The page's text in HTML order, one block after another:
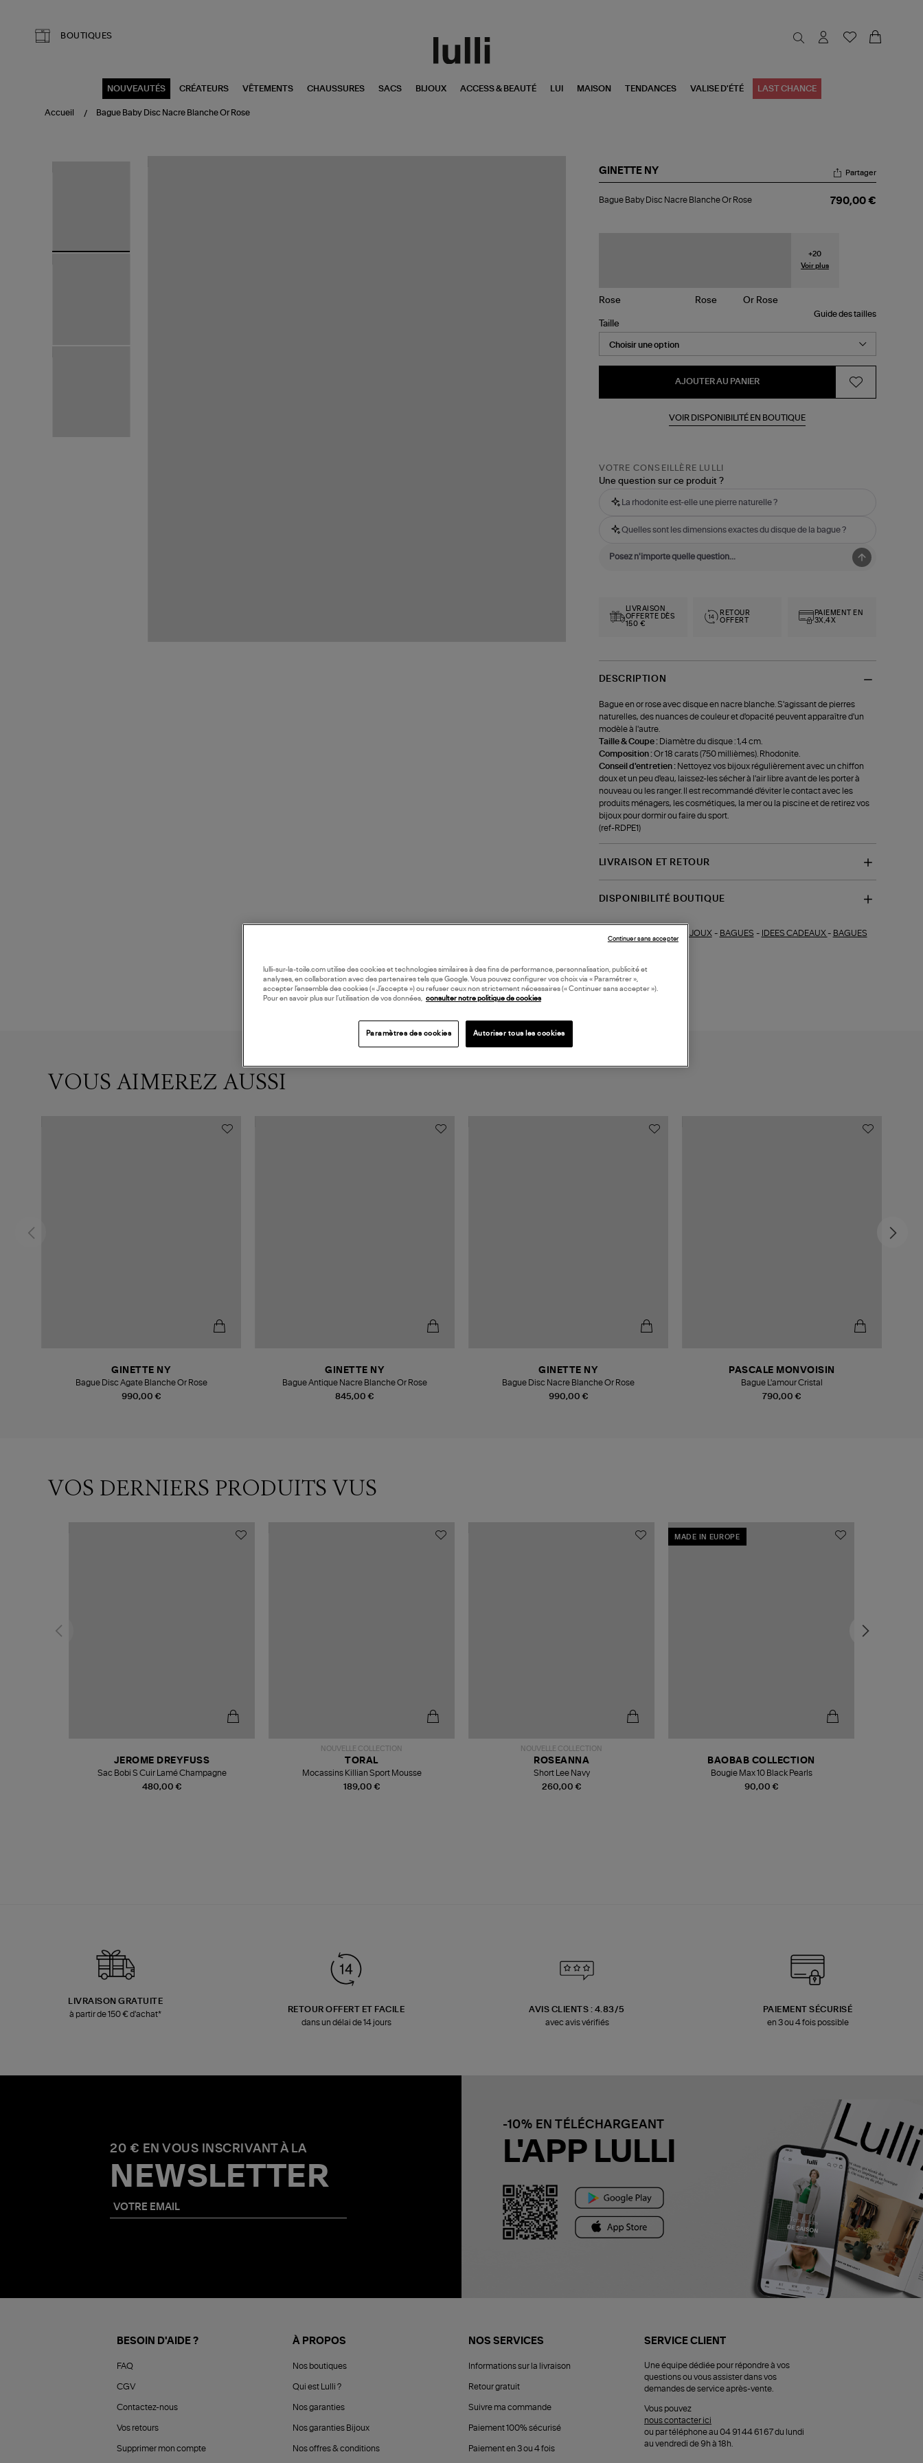
BOUTIQUES
NOUVEAUTÉS CRÉATEURS VÊTEMENTS CHAUSSURES SACS BIJOUX ACCESS & BEAUTÉ LUI MAISON TENDANCES VALISE D'ÉTÉ LAST CHANCE
Accueil Bague Baby Disc Nacre Blanche Or Rose
GINETTE NY
Baby
Partager
Bague Baby Disc Nacre Blanche Or Rose 790,00 €
+20
Voir plus
Guide des tailles
Taille
AJOUTER AU PANIER
VOIR DISPONIBILITÉ EN BOUTIQUE
VOTRE CONSEILLÈRE LULLI
Une question sur ce produit ?
La rhodonite est-elle une pierre naturelle ?
Quelles sont les dimensions exactes du disque de la bague ?
LIVRAISON
OFFERTE DÈS
150 €
RETOUR
OFFERT
PAIEMENT EN
3X,4X
DESCRIPTION
Bague en or rose avec disque en nacre blanche. S'agissant de pierres
naturelles, des nuances de couleur et d'opacité peuvent apparaître d'un
modèle à l'autre.
Taille & Coupe : Diamètre du disque : 1,4 cm.
Composition :Or 18 carats (750 millièmes). Rhodonite.
Conseil d'entretien : Nettoyez vos bijoux régulièrement avec un chiffon
doux et un peu d'eau, laissez-les sécher à l'air libre avant de les porter à
nouveau ou les ranger. Il est recommandé d'éviter le contact avec les
produits ménagers, les cosmétiques, la mer ou la piscine et de retirez vos
bijoux pour dormir ou faire du sport.
(ref-RDPE1)
LIVRAISON ET RETOUR
DISPONIBILITÉ BOUTIQUE
BIJOUX- BAGUES - IDEES CADEAUX- BAGUES
VOUS AIMEREZ AUSSI
990,00 €
GINETTE NY
Bague Disc Agate Blanche Or Rose
845,00 €
GINETTE NY
Bague Antique Nacre Blanche Or Rose
990,00 €
GINETTE NY
Bague Disc Nacre Blanche Or Rose
790,00 €
PASCALE MONVOISIN
Bague L'amour Cristal
VOS DERNIERS PRODUITS VUS
480,00 €
JEROME DREYFUSS
Sac Bobi S Cuir Lamé Champagne
NOUVELLE COLLECTION
189,00 €
TORAL
Mocassins Killian Sport Mousse
NOUVELLE COLLECTION
260,00 €
ROSEANNA
Short Lee Navy
MADE IN EUROPE
90,00 €
BAOBAB COLLECTION
Bougie Max 10 Black Pearls
LIVRAISON GRATUITE
à partir de 150 € d'achat*
RETOUR OFFERT ET FACILE
dans un délai de 14 jours
AVIS CLIENTS : 4.83/5
avec avis vérifiés
PAIEMENT SÉCURISÉ
en 3 ou 4 fois possible
20 € EN VOUS INSCRIVANT À LA
NEWSLETTER
-10% EN TÉLÉCHARGEANT
L'APP LULLI
BESOIN D'AIDE ?
FAQ
CGV
Contactez-nous
Vos retours
Supprimer mon compte
À PROPOS
Nos boutiques
Qui est Lulli ?
Nos garanties
Nos garanties Bijoux
Nos offres & conditions
NOS SERVICES
Informations sur la livraison
Retour gratuit
Suivre ma commande
Paiement 100% sécurisé
Paiement en 3 ou 4 fois
SERVICE CLIENT
Une équipe dédiée pour répondre à vos
questions ou vous assister dans vos
demandes de service après-vente.
Vous pouvez
nous contacter ici
ou par téléphone au 04 91 44 61 67 du lundi
au vendredi de 9h à 18h.
lulli-sur-la-toile.com utilise des cookies et technologies similaires à des fins de performance, personnalisation, publicité et
analyses, en collaboration avec des partenaires tels que Google. Vous pouvez configurer vos choix via « Paramétrer »,
accepter l’ensemble des cookies (« J’accepte ») ou refuser ceux non strictement nécessaires (« Continuer sans accepter »).
Pour en savoir plus sur l’utilisation de vos données, consulter notre politique de cookies
Paramètres des cookies Autoriser tous les cookies
Continuer sans accepter